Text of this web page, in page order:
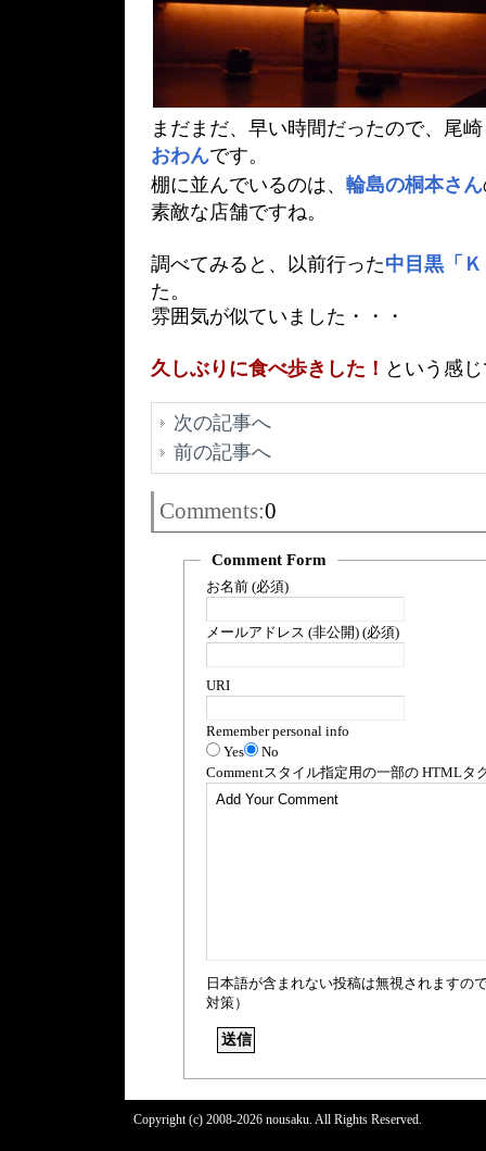
まだまだ、早い時間だったので、尾
おわんです。
棚に並んでいるのは、 輪島の桐本さん
素敵な店舗ですね。
調べてみると、以前行った中目黒「
た。
雰囲気が似ていました・・・
久しぶりに食べ歩きした！ という感
次の記事へ
前の記事へ
Comments:0
Comment Form
お名前 (必須)
メールアドレス (非公開) (必須)
URI
Remember personal info
Yes
No
Commentスタイル指定用の一部の HTMLタ
日本語が含まれない投稿は無視されますの
対策）
Copyright (c) 2008-2026 nousaku. All Rights Reserved.